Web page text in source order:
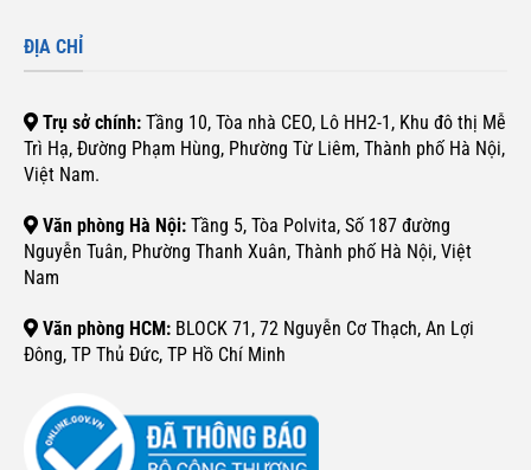
ĐỊA CHỈ
Trụ sở chính: Tầng 10, Tòa nhà CEO, Lô HH2-1, Khu đô thị Mễ
Trì Hạ, Đường Phạm Hùng, Phường Từ Liêm, Thành phố Hà Nội,
Việt Nam.
Văn phòng Hà Nội: Tầng 5, Tòa Polvita, Số 187 đường
Nguyễn Tuân, Phường Thanh Xuân, Thành phố Hà Nội, Việt
Nam
Văn phòng HCM: BLOCK 71, 72 Nguyễn Cơ Thạch, An Lợi
Đông, TP Thủ Đức, TP Hồ Chí Minh